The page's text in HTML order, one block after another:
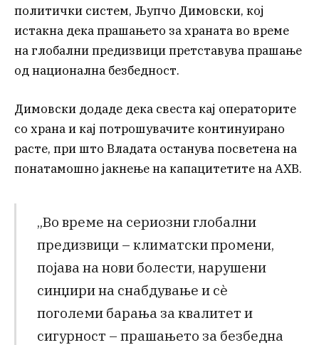
политички систем, Љупчо Димовски, кој
истакна дека прашањето за храната во време
на глобални предизвици претставува прашање
од национална безбедност.
Димовски додаде дека свеста кај операторите
со храна и кај потрошувачите континуирано
расте, при што Владата останува посветена на
понатамошно јакнење на капацитетите на АХВ.
„Во време на сериозни глобални
предизвици – климатски промени,
појава на нови болести, нарушени
синџири на снабдување и сè
поголеми барања за квалитет и
сигурност – прашањето за безбедна